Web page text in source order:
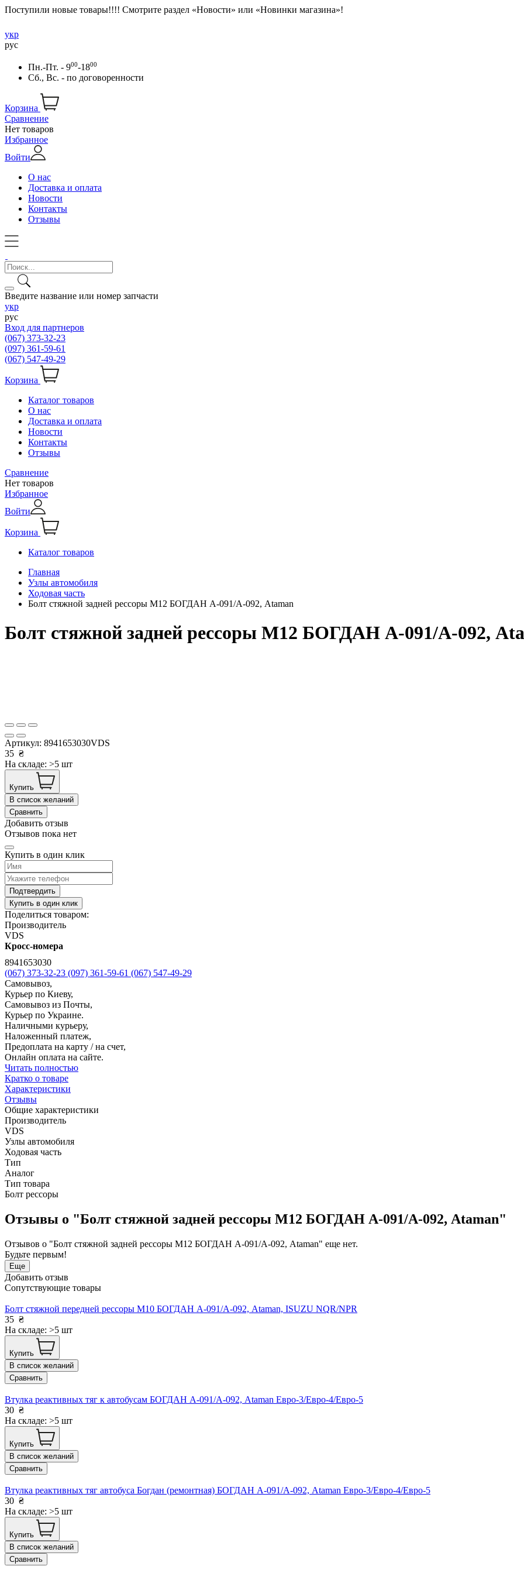
Поступили новые товары!!!! Смотрите раздел «Новости» или «Новинки магазина»!
укр
рус
Пн.-Пт. - 900-1800
Сб., Вс. - по договоренности
Корзина
Сравнение
Нет товаров
Избранное
Войти
О нас
Доставка и оплата
Новости
Контакты
Отзывы
Введите название или номер запчасти
укр
рус
Вход для партнеров
(067) 373-32-23
(097) 361-59-61
(067) 547-49-29
Корзина
Каталог товаров
О нас
Доставка и оплата
Новости
Контакты
Отзывы
Сравнение
Нет товаров
Избранное
Войти
Корзина
Каталог товаров
Главная
Узлы автомобиля
Ходовая часть
Болт стяжной задней рессоры М12 БОГДАН А-091/А-092, Ataman
Болт стяжной задней рессоры М12 БОГДАН А-091/А-092,
Артикул: 8941653030VDS
35 ₴
На складе: >5 шт
Купить
В список желаний
Сравнить
Добавить отзыв
Отзывов пока нет
Купить в один клик
Подтвердить
Купить в один клик
Поделиться товаром:
Производитель
VDS
Кросс-номера
8941653030
(067) 373-32-23 (097) 361-59-61 (067) 547-49-29
Самовывоз,
Курьер по Киеву,
Самовывоз из Почты,
Курьер по Украине.
Наличными курьеру,
Наложенный платеж,
Предоплата на карту / на счет,
Онлайн оплата на сайте.
Читать полностью
Кратко о товаре
Характеристики
Отзывы
Общие характеристики
Производитель
VDS
Узлы автомобиля
Ходовая часть
Тип
Аналог
Тип товара
Болт рессоры
Отзывы о "Болт стяжной задней рессоры М12 БОГДАН А-091/А-092, Ataman"
Отзывов о "Болт стяжной задней рессоры М12 БОГДАН А-091/А-092, Ataman" еще нет.
Будьте первым!
Еще
Добавить отзыв
Сопутствующие товары
Болт стяжной передней рессоры М10 БОГДАН А-091/А-092, Ataman, ISUZU NQR/NPR
35 ₴
На складе: >5 шт
Купить
В список желаний
Сравнить
Втулка реактивных тяг к автобусам БОГДАН А-091/А-092, Ataman Евро-3/Евро-4/Евро-5
30 ₴
На складе: >5 шт
Купить
В список желаний
Сравнить
Втулка реактивных тяг автобуса Богдан (ремонтная) БОГДАН А-091/А-092, Ataman Евро-3/Евро-4/Евро-5
30 ₴
На складе: >5 шт
Купить
В список желаний
Сравнить